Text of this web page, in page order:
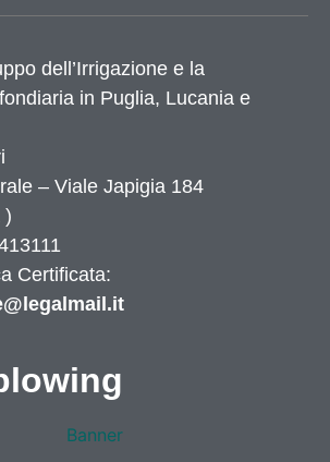
dell’Irrigazione e la
in Puglia, Lucania e
– Viale Japigia 184
)
Certificata: